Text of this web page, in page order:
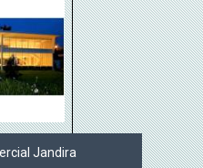
Jandira